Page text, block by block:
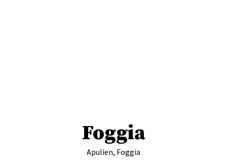
Foggia
Apulien, Foggia